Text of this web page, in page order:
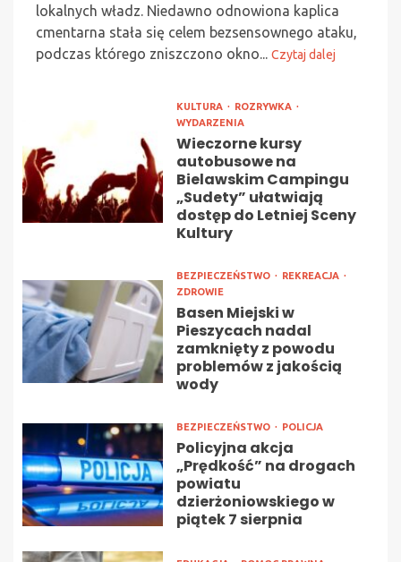
lokalnych władz. Niedawno odnowiona kaplica
cmentarna stała się celem bezsensownego ataku,
podczas którego zniszczono okno... Czytaj dalej
KULTURA
ROZRYWKA
WYDARZENIA
Wieczorne kursy
autobusowe na
Bielawskim Campingu
„Sudety” ułatwiają
dostęp do Letniej Sceny
Kultury
BEZPIECZEŃSTWO
REKREACJA
ZDROWIE
Basen Miejski w
Pieszycach nadal
zamknięty z powodu
problemów z jakością
wody
BEZPIECZEŃSTWO POLICJA
Policyjna akcja
„Prędkość” na drogach
powiatu
dzierżoniowskiego w
piątek 7 sierpnia